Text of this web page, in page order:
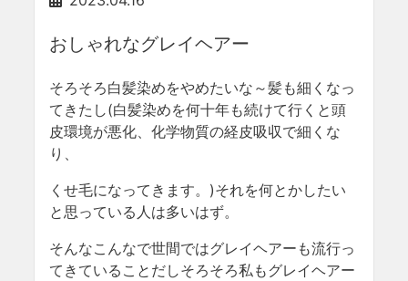
おしゃれなグレイヘアー
そろそろ白髪染めをやめたいな～髪も細くなっ
てきたし(白髪染めを何十年も続けて行くと頭
皮環境が悪化、化学物質の経皮吸収で細くな
り、
くせ毛になってきます。)それを何とかしたい
と思っている人は多いはず。
そんなこんなで世間ではグレイヘアーも流行っ
てきていることだしそろそろ私もグレイヘアー